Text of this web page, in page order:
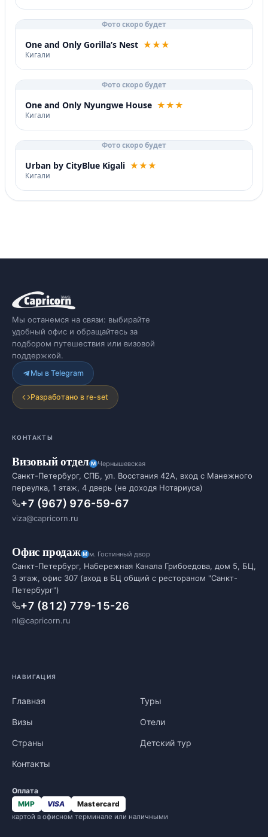
Фото скоро будет
One and Only Gorilla’s Nest ★★★
Кигали
Фото скоро будет
One and Only Nyungwe House ★★★
Кигали
Фото скоро будет
Urban by CityBlue Kigali ★★★
Кигали
Мы останемся на связи: выбирайте
удобный офис и обращайтесь за
подбором путешествия или визовой
поддержкой.
Мы в Telegram
Разработано в re-set
КОНТАКТЫ
Визовый отдел Чернышевская
Санкт-Петербург, СПБ, ул. Восстания 42А, вход с Манежного
переулка, 1 этаж, 4 дверь (не доходя Нотариуса)
+7 (967) 976-59-67
viza@capricorn.ru
Офис продаж м. Гостинный двор
Санкт-Петербург, Набережная Канала Грибоедова, дом 5, БЦ,
3 этаж, офис 307 (вход в БЦ общий с рестораном "Санкт-
Петербург")
+7 (812) 779-15-26
nl@capricorn.ru
НАВИГАЦИЯ
Главная Туры
Визы Отели
Страны Детский тур
Контакты
Оплата
МИР
VISA Mastercard
картой в офисном терминале или наличными